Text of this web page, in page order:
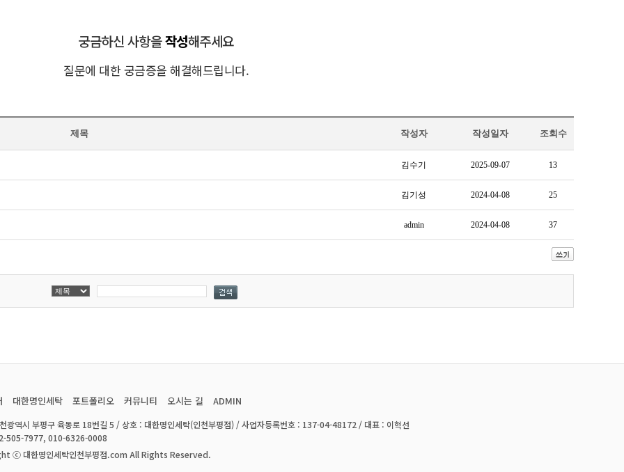
궁금하신 사항을작성해주세요
질문에 대한 궁금증을 해결해드립니다.
제목 작성자 작성일자 조회수
김수기 2025-09-07 13
김기성 2024-04-08 25
admin 2024-04-08 37
대한명인세탁 포트폴리오 커뮤니티 오시는 길 ADMIN
광역시 부평구 육동로 18번길 5 / 상호 : 대한명인세탁(인천부평점) / 사업자등록번호 : 137-04-48172 / 대표 : 이혁선
505-7977, 010-6326-0008
ⓒ 대한명인세탁인천부평점.com All Rights Reserved.